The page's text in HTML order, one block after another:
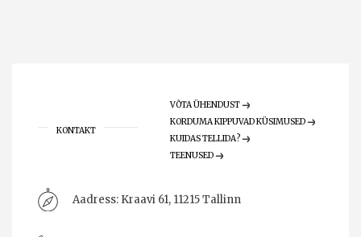
KONTAKT
VÕTA ÜHENDUST
KORDUMA KIPPUVAD KÜSIMUSED
KUIDAS TELLIDA?
TEENUSED
Aadress: Kraavi 61, 11215 Tallinn